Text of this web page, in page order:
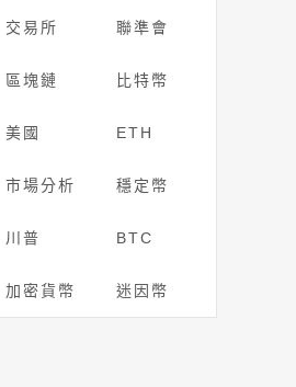
交易所 聯準會
區塊鏈 比特幣
美國 ETH
市場分析 穩定幣
川普 BTC
加密貨幣 迷因幣